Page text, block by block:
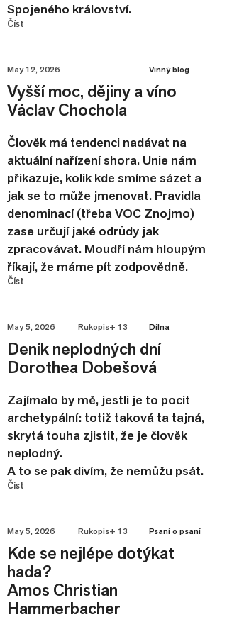
Spojeného království.
Číst
May 12, 2026 Vinný blog
Vyšší moc, dějiny a víno
Václav Chochola
Člověk má tendenci nadávat na
aktuální nařízení shora. Unie nám
přikazuje, kolik kde smíme sázet a
jak se to může jmenovat. Pravidla
denominací (třeba VOC Znojmo)
zase určují jaké odrůdy jak
zpracovávat. Moudří nám hloupým
říkají, že máme pít zodpovědně.
Číst
May 5, 2026 Rukopis+ 13 Dílna
Deník neplodných dní
Dorothea Dobešová
Zajímalo by mě, jestli je to pocit
archetypální: totiž taková ta tajná,
skrytá touha zjistit, že je člověk
neplodný.
A to se pak divím, že nemůžu psát.
Číst
May 5, 2026 Rukopis+ 13 Psaní o psaní
Kde se nejlépe dotýkat
hada?
Amos Christian
Hammerbacher